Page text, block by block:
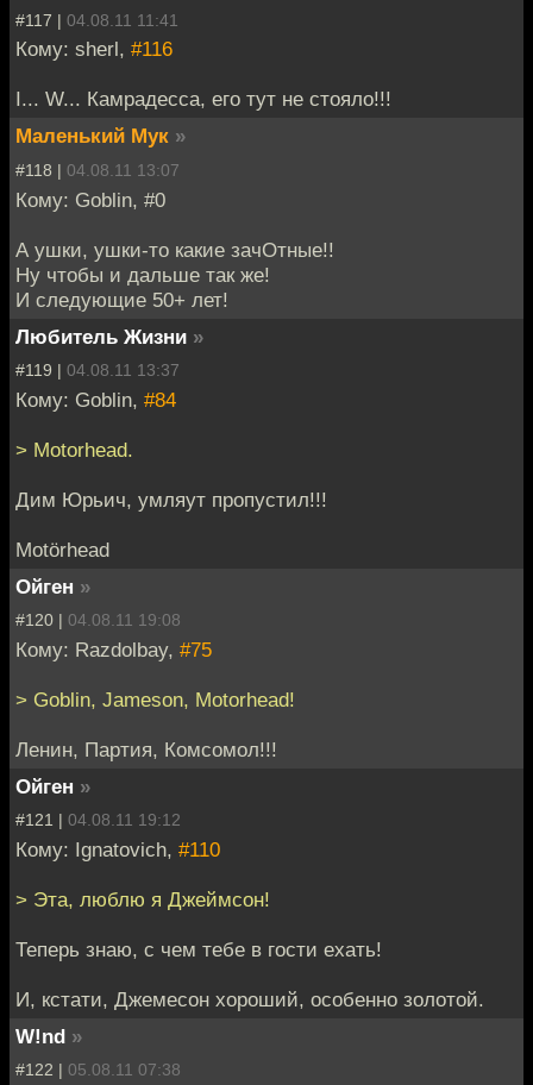
#117 | 04.08.11 11:41
Кому: sherl, #116
I... W... Камрадесса, его тут не стояло!!!
Маленький Мук »
#118 | 04.08.11 13:07
Кому: Goblin, #0
А ушки, ушки-то какие зачОтные!!
Ну чтобы и дальше так же!
И следующие 50+ лет!
Любитель Жизни »
#119 | 04.08.11 13:37
Кому: Goblin, #84
> Motorhead.
Дим Юрьич, умляут пропустил!!!
Motörhead
Ойген »
#120 | 04.08.11 19:08
Кому: Razdolbay, #75
> Goblin, Jameson, Motorhead!
Ленин, Партия, Комсомол!!!
Ойген »
#121 | 04.08.11 19:12
Кому: Ignatovich, #110
> Эта, люблю я Джеймсон!
Теперь знаю, с чем тебе в гости ехать!
И, кстати, Джемесон хороший, особенно золотой.
W!nd »
#122 | 05.08.11 07:38